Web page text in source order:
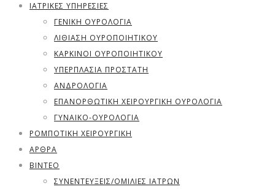
ΙΑΤΡΙΚΈΣ ΥΠΗΡΕΣΊΕΣ
ΓΕΝΙΚΉ ΟΥΡΟΛΟΓΊΑ
ΛΙΘΊΑΣΗ ΟΥΡΟΠΟΙΗΤΙΚΟΎ
ΚΑΡΚΊΝΟΙ ΟΥΡΟΠΟΙΗΤΙΚΟΎ
ΥΠΕΡΠΛΑΣΊΑ ΠΡΟΣΤΆΤΗ
ΑΝΔΡΟΛΟΓΊΑ
ΕΠΑΝΟΡΘΩΤΙΚΗ ΧΕΙΡΟΥΡΓΙΚΗ ΟΥΡΟΛΟΓΙΑ
ΓΥΝΑΙΚΟ-ΟΥΡΟΛΟΓΊΑ
ΡΟΜΠΟΤΙΚΗ ΧΕΙΡΟΥΡΓΙΚΗ
ΑΡΘΡΑ
ΒΊΝΤΕΟ
ΣΥΝΕΝΤΕΎΞΕΙΣ/ΟΜΙΛΊΕΣ ΙΑΤΡΏΝ